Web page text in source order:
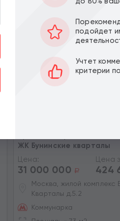
ЖК Бунинские кварталы
Цена:
31 000 000 a
Цена
424
Москва, жилой комплекс
Кварталы д.5.2
Коммунарка
подойдет
Учтет
критерии